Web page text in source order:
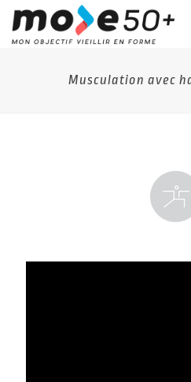
Musculation avec